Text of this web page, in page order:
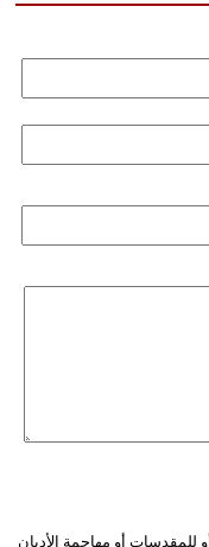
للمقدسات أو مهاجمة الأديان